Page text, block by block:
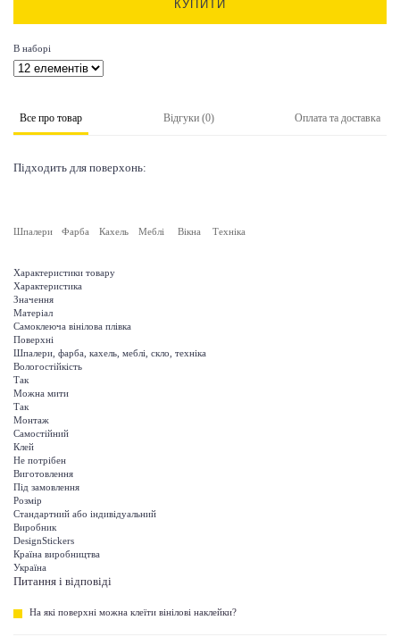
КУПИТИ
В наборі
Все про товар Відгуки (0) Оплата та доставка
Підходить для поверхонь:
Шпалери Фарба Кахель Меблі Вікна Техніка
Характеристики товару
Характеристика
Значення
Матеріал
Самоклеюча вінілова плівка
Поверхні
Шпалери, фарба, кахель, меблі, скло, техніка
Вологостійкість
Так
Можна мити
Так
Монтаж
Самостійний
Клей
Не потрібен
Виготовлення
Під замовлення
Розмір
Стандартний або індивідуальний
Виробник
DesignStickers
Країна виробництва
Україна
Питання і відповіді
На які поверхні можна клеїти вінілові наклейки?